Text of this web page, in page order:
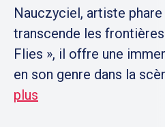
Nauczyciel, artiste
transcende les
Flies », il offre une
en son genre dans la
plus